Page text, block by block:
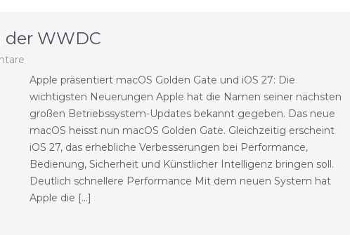
der WWDC
Apple präsentiert macOS Golden Gate und iOS 27: Die
wichtigsten Neuerungen Apple hat die Namen seiner nächsten
großen Betriebssystem-Updates bekannt gegeben. Das neue
macOS heisst nun macOS Golden Gate. Gleichzeitig erscheint
iOS 27, das erhebliche Verbesserungen bei Performance,
Bedienung, Sicherheit und Künstlicher Intelligenz bringen soll.
Deutlich schnellere Performance Mit dem neuen System hat
Apple die […]